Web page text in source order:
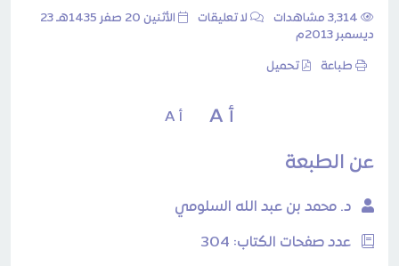
لا تعليقات
الأثنين 20 صفر 1435هـ 23
ديسمبر 2013م
طباعة تحميل
أ A أ A
عن الطبعة
د. محمد بن عبد الله السلومي
عدد صفحات الكتاب: 304